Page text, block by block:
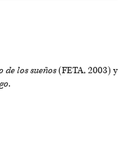
de los sueños(FETA, 2003) y
.